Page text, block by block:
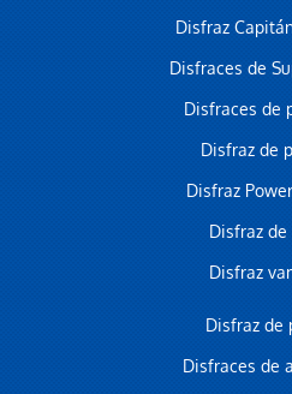
Disfraz
Disfraces de
Disfraces de
Disfraz de
Disfraz
Disfraz de
Disfraz
Disfraz de
Disfraces de